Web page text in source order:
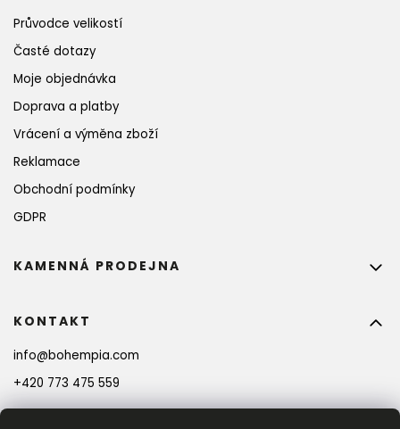
Průvodce velikostí
Časté dotazy
Moje objednávka
Doprava a platby
Vrácení a výměna zboží
Reklamace
Obchodní podmínky
GDPR
KONTAKT
info@bohempia.com
+420 773 475 559
KAMENNÁ PRODEJNA